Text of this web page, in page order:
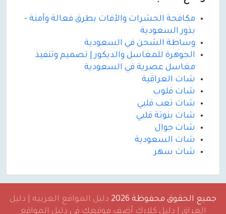
مكافحة الحشرات والآفات بطرق فعالة وآمنة -
بذور السعودية
وساطة الشحن في السعودية
الجوهرة للمغاسل والديكور | تصميم وتنفيذ
مغاسل عصرية في السعودية
شات العراقية
شات قلوب
شات تعب قلبي
شات بنوتة قلبي
شات جوال
شات السعودية
شات سهر
جميع الحقوق محفوظة 2026
دليل المواقع العربيه | دليل
العراق | دليل كلارك أضف موقعك في دليل المواقع